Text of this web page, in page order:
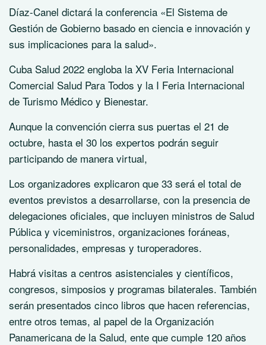
Díaz-Canel dictará la conferencia «El Sistema de
Gestión de Gobierno basado en ciencia e innovación y
sus implicaciones para la salud».
Cuba Salud 2022 engloba la XV Feria Internacional
Comercial Salud Para Todos y la I Feria Internacional
de Turismo Médico y Bienestar.
Aunque la convención cierra sus puertas el 21 de
octubre, hasta el 30 los expertos podrán seguir
participando de manera virtual,
Los organizadores explicaron que 33 será el total de
eventos previstos a desarrollarse, con la presencia de
delegaciones oficiales, que incluyen ministros de Salud
Pública y viceministros, organizaciones foráneas,
personalidades, empresas y turoperadores.
Habrá visitas a centros asistenciales y científicos,
congresos, simposios y programas bilaterales. También
serán presentados cinco libros que hacen referencias,
entre otros temas, al papel de la Organización
Panamericana de la Salud, ente que cumple 120 años